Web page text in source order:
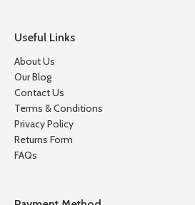
Useful Links
About Us
Our Blog
Contact Us
Terms & Conditions
Privacy Policy
Returns Form
FAQs